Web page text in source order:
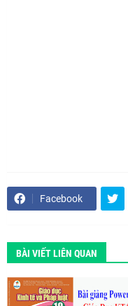
Facebook
BÀI VIẾT LIÊN QUAN